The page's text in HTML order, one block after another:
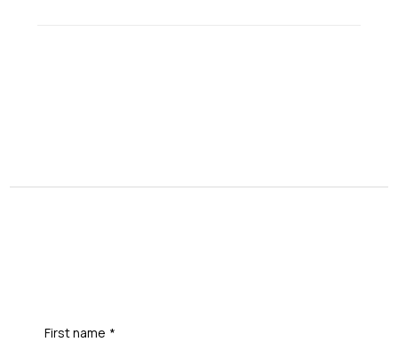
First name *